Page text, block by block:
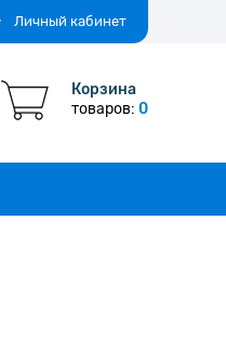
Личный кабинет
Корзина
товаров: 0